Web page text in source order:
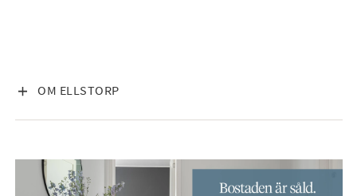
OM ELLSTORP
VISA INNEHÅLL